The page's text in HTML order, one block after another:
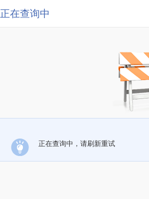
正在查询中
正在查询中，请刷新重试